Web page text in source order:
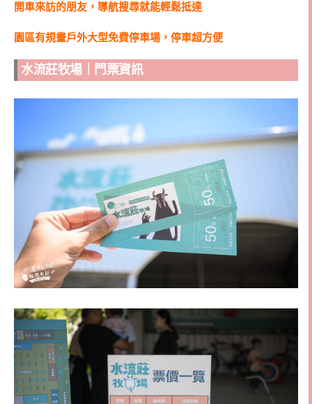
開車來訪的朋友，導航搜尋就能輕鬆抵達
園區有規畫戶外大型免費停車場，停車超方便
水流莊牧場｜門票資訊